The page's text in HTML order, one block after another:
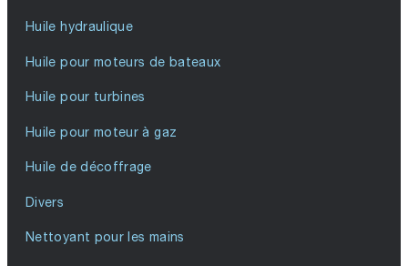
Huile hydraulique
Huile pour moteurs de bateaux
Huile pour turbines
Huile pour moteur à gaz
Huile de décoffrage
Divers
Nettoyant pour les mains